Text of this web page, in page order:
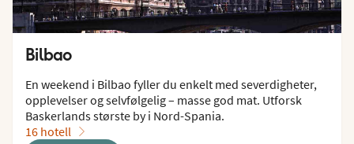
Bilbao
En weekend i Bilbao fyller du enkelt med severdigheter,
opplevelser og selvfølgelig – masse god mat. Utforsk
Baskerlands største by i Nord-Spania.
16 hotell